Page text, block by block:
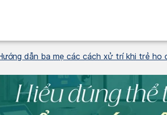
dẫn ba mẹ các cách xử trí khi trẻ ho